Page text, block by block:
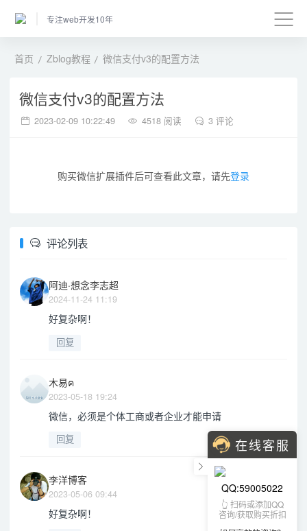
专注web开发10年
首页 Zblog教程 微信支付v3的配置方法
微信支付v3的配置方法
2023-02-09 10:22:49 4518 阅读 3 评论
购买微信扩展插件后可查看此文章，请先登录
评论列表
阿迪·想念李志超
2024-11-24 11:19
好复杂啊！
回复
木易ฅ
2023-05-18 19:24
微信，必须是个体工商或者企业才能申请
回复
李洋博客
2023-05-06 09:44
好复杂啊！
在线客服
QQ:59005022
👆 扫码或添加QQ
咨询/获取购买折扣